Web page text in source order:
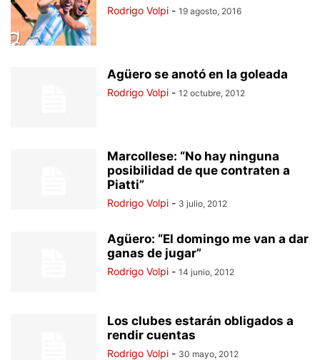
Rodrigo Volpi - 19 agosto, 2016
Agüero se anotó en la goleada
Rodrigo Volpi - 12 octubre, 2012
Marcollese: “No hay ninguna
posibilidad de que contraten a
Piatti”
Rodrigo Volpi - 3 julio, 2012
Agüero: “El domingo me van a dar
ganas de jugar”
Rodrigo Volpi - 14 junio, 2012
Los clubes estarán obligados a
rendir cuentas
Rodrigo Volpi - 30 mayo, 2012